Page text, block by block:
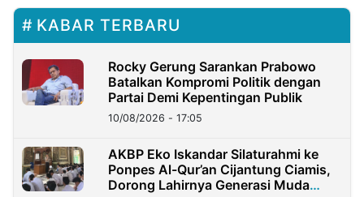
KABAR TERBARU
Rocky Gerung Sarankan Prabowo
Batalkan Kompromi Politik dengan
Partai Demi Kepentingan Publik
10/08/2026 - 17:05
AKBP Eko Iskandar Silaturahmi ke
Ponpes Al-Qur’an Cijantung Ciamis,
Dorong Lahirnya Generasi Muda